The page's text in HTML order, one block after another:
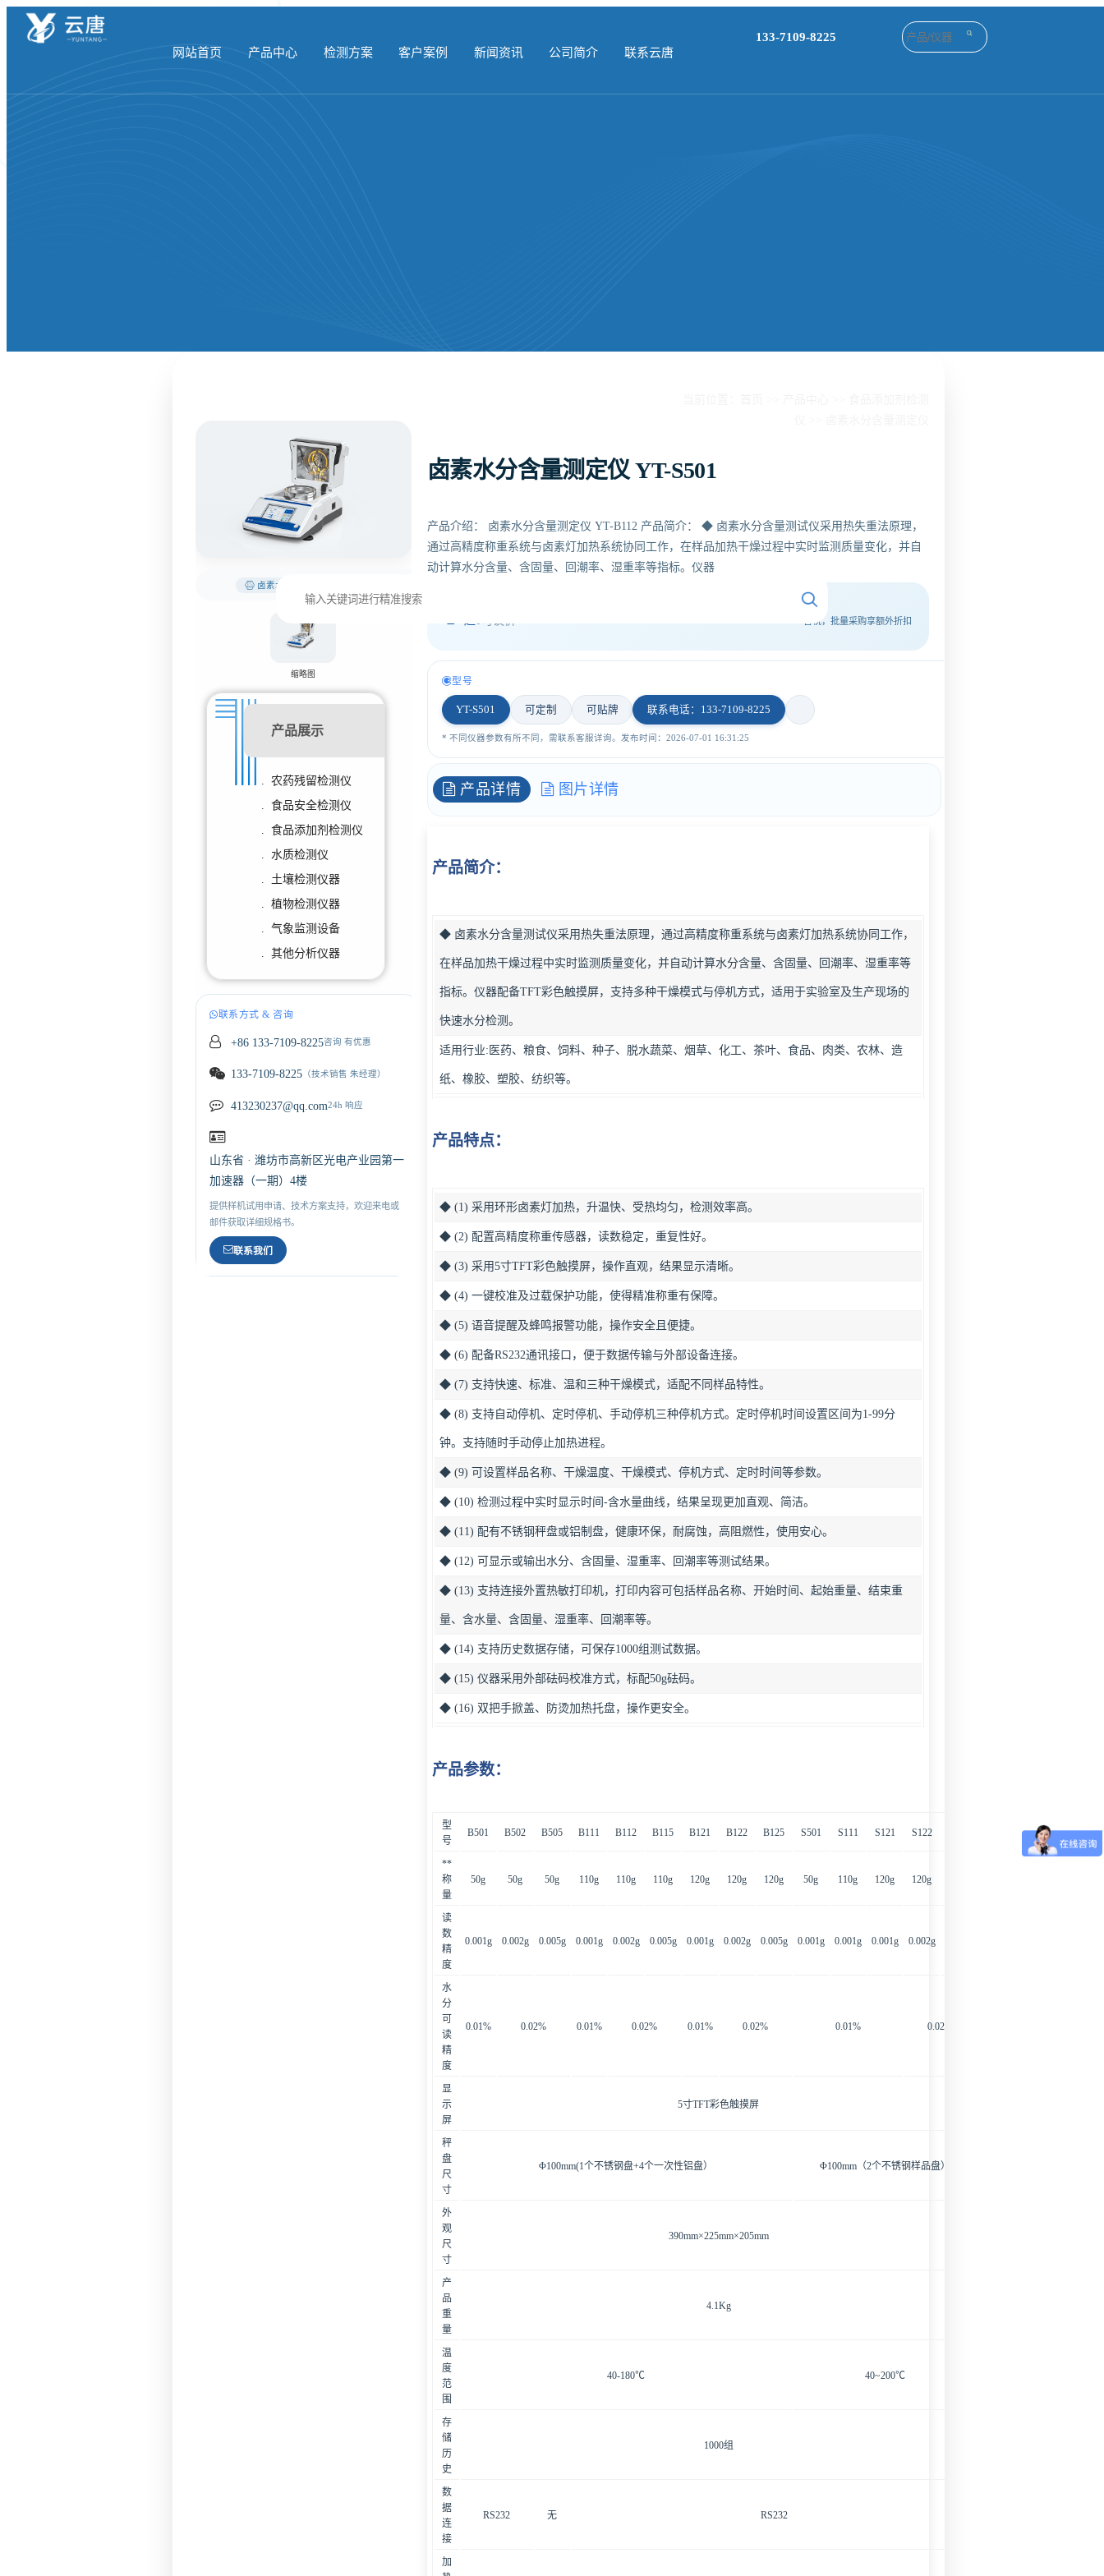
网站首页 产品中心 检测方案 客户案例 新闻资讯 公司简介 联系云唐
133-7109-8225
卤素水分含量测定仪 YT-S501
缩略图
产品展示
. 农药残留检测仪
. 食品安全检测仪
. 食品添加剂检测仪
. 水质检测仪
. 土壤检测仪器
. 植物检测仪器
. 气象监测设备
. 其他分析仪器
联系方式 & 咨询
+86 133-7109-8225咨询 有优惠
133-7109-8225（技术销售 朱经理）
413230237@qq.com24h 响应
山东省 · 潍坊市高新区光电产业园第一
加速器（一期）4楼
提供样机试用申请、技术方案支持，欢迎来电或
邮件获取详细规格书。
联系我们
卤素水分含量测定仪 YT-S501
产品介绍： 卤素水分含量测定仪 YT-B112 产品简介： ◆ 卤素水分含量测试仪采用热失重法原理，
通过高精度称重系统与卤素灯加热系统协同工作，在样品加热干燥过程中实时监测质量变化，并自
动计算水分含量、含固量、回潮率、湿重率等指标。仪器
¥ 起 ¥可议价 含税，批量采购享额外折扣
型号
YT-S501 可定制 可贴牌 联系电话：133-7109-8225
* 不同仪器参数有所不同，需联系客服详询。发布时间：2026-07-01 16:31:25
产品详情 图片详情
产品简介：
◆ 卤素水分含量测试仪采用热失重法原理，通过高精度称重系统与卤素灯加热系统协同工作，
在样品加热干燥过程中实时监测质量变化，并自动计算水分含量、含固量、回潮率、湿重率等
指标。仪器配备TFT彩色触摸屏，支持多种干燥模式与停机方式，适用于实验室及生产现场的
快速水分检测。
适用行业:医药、粮食、饲料、种子、脱水蔬菜、烟草、化工、茶叶、食品、肉类、农林、造
纸、橡胶、塑胶、纺织等。
产品特点：
◆ (1) 采用环形卤素灯加热，升温快、受热均匀，检测效率高。
◆ (2) 配置高精度称重传感器，读数稳定，重复性好。
◆ (3) 采用5寸TFT彩色触摸屏，操作直观，结果显示清晰。
◆ (4) 一键校准及过载保护功能，使得精准称重有保障。
◆ (5) 语音提醒及蜂鸣报警功能，操作安全且便捷。
◆ (6) 配备RS232通讯接口，便于数据传输与外部设备连接。
◆ (7) 支持快速、标准、温和三种干燥模式，适配不同样品特性。
◆ (8) 支持自动停机、定时停机、手动停机三种停机方式。定时停机时间设置区间为1-99分
钟。支持随时手动停止加热进程。
◆ (9) 可设置样品名称、干燥温度、干燥模式、停机方式、定时时间等参数。
◆ (10) 检测过程中实时显示时间-含水量曲线，结果呈现更加直观、简洁。
◆ (11) 配有不锈钢秤盘或铝制盘，健康环保，耐腐蚀，高阻燃性，使用安心。
◆ (12) 可显示或输出水分、含固量、湿重率、回潮率等测试结果。
◆ (13) 支持连接外置热敏打印机，打印内容可包括样品名称、开始时间、起始重量、结束重
量、含水量、含固量、湿重率、回潮率等。
◆ (14) 支持历史数据存储，可保存1000组测试数据。
◆ (15) 仪器采用外部砝码校准方式，标配50g砝码。
◆ (16) 双把手掀盖、防烫加热托盘，操作更安全。
产品参数：
型
号
B501 B502 B505 B111 B112 B115 B121 B122 B125 S501 S111 S121 S122
**
称
量
50g 50g 50g 110g 110g 110g 120g 120g 120g 50g 110g 120g 120g
读
数
精
度
0.001g 0.002g 0.005g 0.001g 0.002g 0.005g 0.001g 0.002g 0.005g 0.001g 0.001g 0.001g 0.002g
水
分
可
读
精
度
0.01% 0.02% 0.01% 0.02% 0.01% 0.02% 0.01% 0.02%
显
示
屏
5寸TFT彩色触摸屏
秤
盘
尺
寸
Φ100mm(1个不锈钢盘+4个一次性铝盘） Φ100mm（2个不锈钢样品盘）
外
观
尺
寸
390mm×225mm×205mm
产
品
重
量
4.1Kg
温
度
范
围
40-180℃ 40~200℃
存
储
历
史
1000组
数
据
连
接
RS232 无 RS232
加